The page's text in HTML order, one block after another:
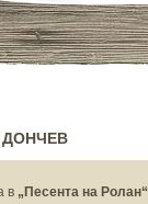
в „ Песента на Ролан“